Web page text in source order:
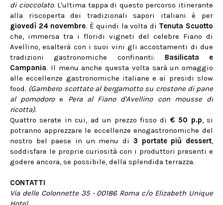
di cioccolato. L'ultima tappa di questo percorso itinerante
alla riscoperta dei tradizionali sapori italiani è per
giovedì 24 novembre. È quindi la volta di Tenuta Scuotto
che, immersa tra i floridi vigneti del celebre Fiano di
Avellino, esalterà con i suoi vini gli accostamenti di due
tradizioni gastronomiche confinanti: Basilicata e
Campania. Il menu anche questa volta sarà un omaggio
alle eccellenze gastronomiche italiane e ai presidi slow
food. (Gambero scottato al bergamotto su crostone di pane
al pomodoroe Pera al Fiano d'Avellino con mousse di
ricotta).
Quattro serate in cui, ad un prezzo fisso di € 50 p.p, si
potranno apprezzare le eccellenze enogastronomiche del
nostro bel paese in un menu di 3 portate più dessert,
soddisfare le proprie curiosità con i produttori presenti e
godere ancora, se possibile, della splendida terrazza.
CONTATTI
Via delle Colonnette 35 - 00186 Roma c/o Elizabeth Unique